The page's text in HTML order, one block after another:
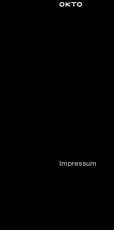
Impressum